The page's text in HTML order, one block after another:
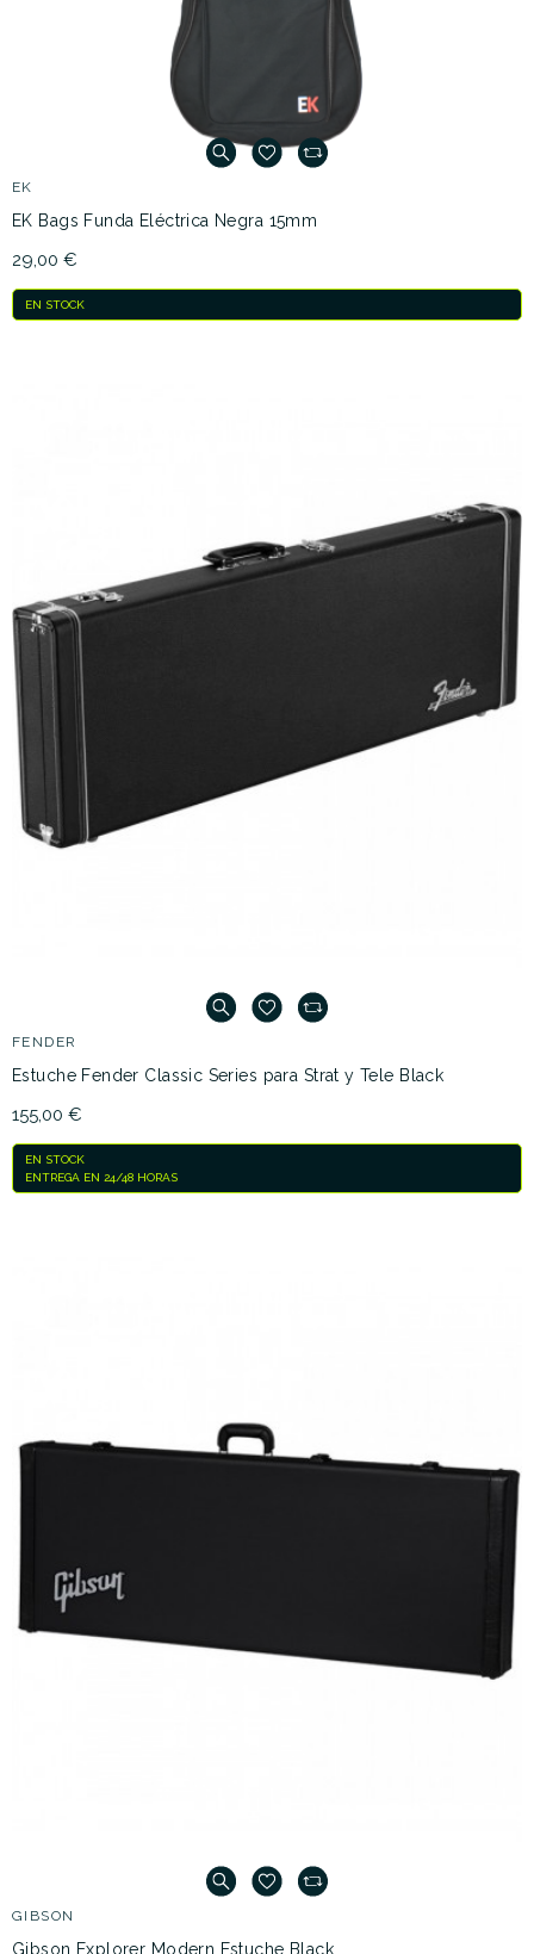
EK
EK Bags Funda Eléctrica Negra 15mm
29,00 €
EN STOCK
FENDER
Estuche Fender Classic Series para Strat y Tele Black
155,00 €
EN STOCK
ENTREGA EN 24/48 HORAS
GIBSON
Gibson Explorer Modern Estuche Black